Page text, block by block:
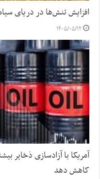
افزایش تنش‌ها در دریای
۱۴۰۵/۰۵/۱۲
آمریکا با آزادسازی ذخایر
کاهش دهد